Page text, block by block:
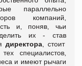
параллельно
компаний,
и, поняв, чьи
их - став
директора, стоит
специалистов,
и имеют рычаги